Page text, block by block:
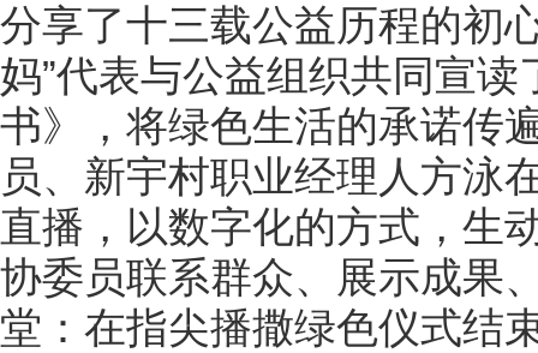
分享了十三载公益历程的初
妈”代表与公益组织共同宣
书》，将绿色生活的承诺传
员、新宇村职业经理人方泳
直播，以数字化的方式，生
协委员联系群众、展示成果
堂：在指尖播撒绿色仪式结